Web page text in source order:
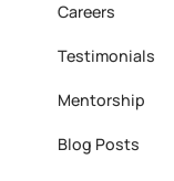
Careers
Testimonials
Mentorship
Blog Posts